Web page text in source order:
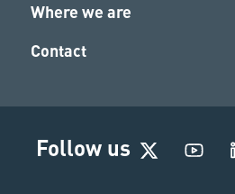
Where we are
Contact
Follow us